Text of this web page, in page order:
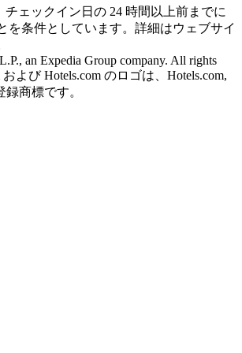
ェックイン日の 24 時間以上前までに
を条件としています。詳細はウェブサイ
an Expedia Group company. All rights
および Hotels.com のロゴは、Hotels.com,
商標です。